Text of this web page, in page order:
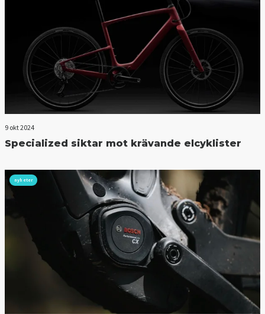
9 okt 2024
Specialized siktar mot krävande elcyklister
nyheter